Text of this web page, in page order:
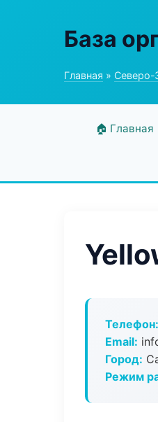
База
Главная » Северо-
🏠 Главная
Телефон:
Email:
Город:
Режим